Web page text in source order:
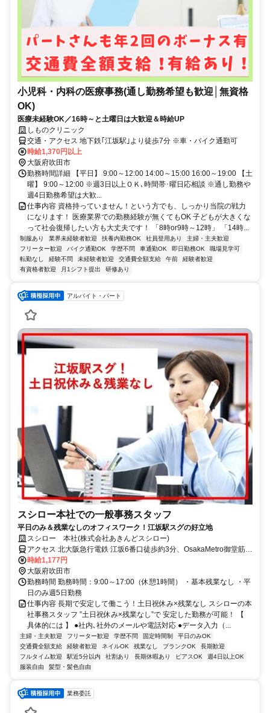
小児科・内科の医療事務(通し勤務希望も歓迎│無資格
OK)
医療未経験OK／16時～と土曜日は大歓迎＆時給UP
しものクリニック
交通・アクセス 地下鉄｢江坂駅｣より徒歩7分 ※車・バイク通勤可
時給1,370円以上
大阪府吹田市
勤務時間詳細 【平日】 9:00～12:00 14:00～15:00 16:00～19:00 【土
曜】 9:00～12:00 ※週3日以上ＯＫ､時間帯･曜日応相談 ※通し勤務や
週4日勤務希望は大歓...
仕事内容 資格持っていません！という方でも、しっかり当院の戦力
になります！ 医療業界での勤務経験が無くてもOK 子どもが大きくな
って社会復帰したい方も大丈夫です！ 「8時or9時～12時」 「14時...
制服あり 業界未経験者歓迎 扶養内勤務OK 社員登用あり
主婦・主夫歓迎
フリーター歓迎
バイク通勤OK 学歴不問 車通勤OK 即日勤務OK
職場見学可
転勤なし
経験不問 未経験者歓迎 交通費全額支給 午前
経験者歓迎
有資格者歓迎
月1シフト提出 研修あり
アルバイト・パート
スシロー本社での一般事務スタッフ
平日のみ＆残業なしのオフィスワーク！江坂駅スグの好立地
スシロー 本社(株式会社あきんどスシロー)
アクセス 北大阪急行電鉄 江坂6番口徒歩約3分、OsakaMetro御堂筋線
江坂6番口徒歩約3分、阪急千里線 豊津（大阪府）徒歩約18分
時給1,177円
大阪府吹田市
勤務時間 勤務時間：9:00～17:00（休憩1時間） ・基本残業なし ・平
日のみ週5日勤務
仕事内容 長期で安定して働こう！土日祝休み×残業なし スシローの本
社事務スタッフ ”土日祝休み×残業なし”で 安定した勤務が可能！ 【
具体的には 】 ●社内､社外のメールや電話対応 ●データ入力（...
主婦・主夫歓迎 フリーター歓迎 学歴不問 固定時間制
平日のみOK
交通費全額支給
経験者歓迎 ネイルOK 残業なし ブランクOK
長期歓迎
フルタイム歓迎
駅近5分以内 社割あり 長期休暇あり ピアスOK
週4日以上OK
服装自由
髪型・髪色自由
業務委託